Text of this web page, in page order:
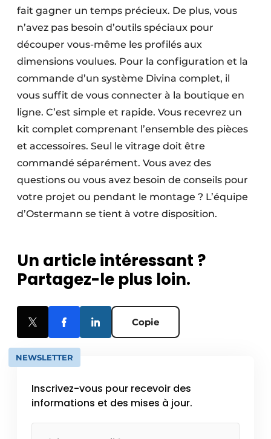
fait gagner un temps précieux. De plus, vous
n’avez pas besoin d’outils spéciaux pour
découper vous-même les profilés aux
dimensions voulues. Pour la configuration et la
commande d’un système Divina complet, il
vous suffit de vous connecter à la boutique en
ligne. C’est simple et rapide. Vous recevrez un
kit complet comprenant l’ensemble des pièces
et accessoires. Seul le vitrage doit être
commandé séparément. Vous avez des
questions ou vous avez besoin de conseils pour
votre projet ou pendant le montage ? L’équipe
d’Ostermann se tient à votre disposition.
Un article intéressant ?
Partagez-le plus loin.
Copie
NEWSLETTER
Inscrivez-vous pour recevoir des
informations et des mises à jour.